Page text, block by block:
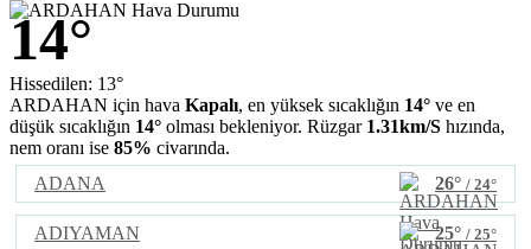
14°
Hissedilen: 13°
ARDAHAN için hava Kapalı, en yüksek sıcaklığın 14° ve en
düşük sıcaklığın 14° olması bekleniyor. Rüzgar 1.31km/S hızında,
nem oranı ise 85% civarında.
ADANA
26° / 24°
ADIYAMAN 25° / 25°